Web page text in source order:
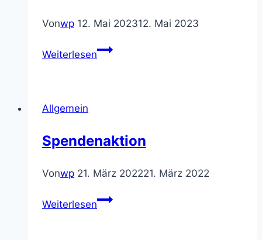
Vonwp 12. Mai 202312. Mai 2023
WeiterlesenElternbrief
Allgemein
Spendenaktion
Vonwp 21. März 202221. März 2022
WeiterlesenSpendenaktion